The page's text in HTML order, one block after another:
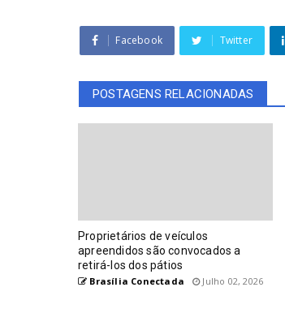
Facebook Twitter
POSTAGENS RELACIONADAS
Proprietários de veículos
apreendidos são convocados a
retirá-los dos pátios
Brasília Conectada Julho 02, 2026